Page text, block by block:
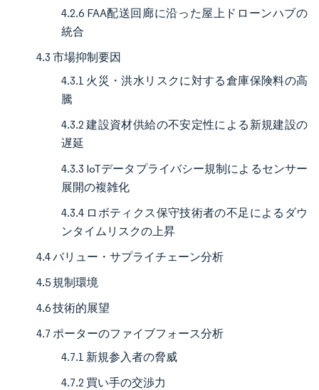
4.2.6 FAA配送回廊に沿った屋上ドローンハブの
統合
4.3 市場抑制要因
4.3.1 火災・洪水リスクに対する倉庫保険料の高
騰
4.3.2 建設資材供給の不安定性による新規建設の
遅延
4.3.3 IoTデータプライバシー規制によるセンサー
展開の複雑化
4.3.4 ロボティクス保守技術者の不足によるダウ
ンタイムリスクの上昇
4.4 バリュー・サプライチェーン分析
4.5 規制環境
4.6 技術的展望
4.7 ポーターのファイブフォース分析
4.7.1 新規参入者の脅威
4.7.2 買い手の交渉力